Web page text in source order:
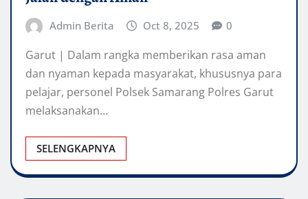
Admin Berita Oct 8, 2025 0
Garut | Dalam rangka memberikan rasa aman
dan nyaman kepada masyarakat, khususnya para
pelajar, personel Polsek Samarang Polres Garut
melaksanakan…
SELENGKAPNYA